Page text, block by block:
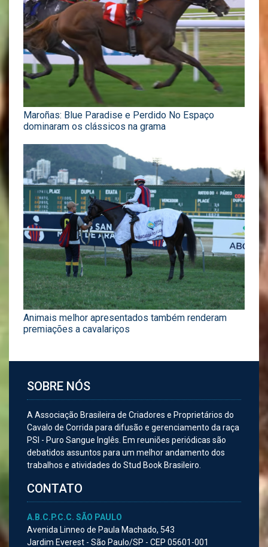
Maroñas: Blue Paradise e Perdido No Espaço
dominaram os clássicos na grama
Animais melhor apresentados também renderam
premiações a cavalariços
SOBRE NÓS
A Associação Brasileira de Criadores e Proprietários do
Cavalo de Corrida para difusão e gerenciamento da raça
PSI - Puro Sangue Inglês. Em reuniões periódicas são
debatidos assuntos para um melhor andamento dos
trabalhos e atividades do Stud Book Brasileiro.
CONTATO
A.B.C.P.C.C. SÃO PAULO
Avenida Linneo de Paula Machado, 543
Jardim Everest - São Paulo/SP - CEP 05601-001